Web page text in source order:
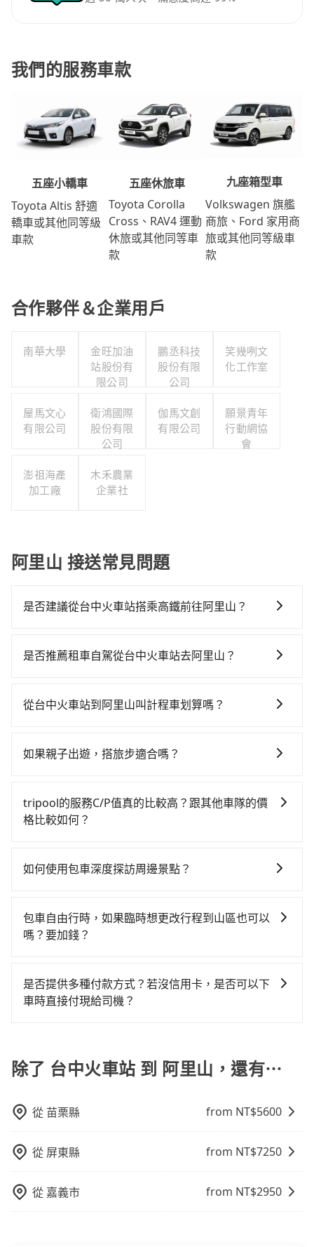
我們的服務車款
五座小轎車
Toyota Altis 舒適
轎車或其他同等級
車款
五座休旅車
Toyota Corolla
Cross、RAV4 運動
休旅或其他同等車
款
九座箱型車
Volkswagen 旗艦
商旅、Ford 家用商
旅或其他同等級車
款
合作夥伴＆企業用戶
南華大學
金旺加油
站股份有
限公司
鵬丞科技
股份有限
公司
笑幾咧文
化工作室
屋馬文心
有限公司
衛鴻國際
股份有限
公司
伽馬文創
有限公司
願景青年
行動網協
會
澎祖海產
加工廠
木禾農業
企業社
阿里山 接送常見問題
是否建議從台中火車站搭乘高鐵前往阿里山？
時！從最早06:25一直到23:07，台中-嘉義一天最多有60
約32分鐘。抵達高鐵站後，步行進站、現場購票並於月
再用5分鐘出站、等待車站前排班的計程車，搭上小黃後
假設3位同行，高鐵加轉乘之平均每人花費為1,380元。
不過，台中市少部分小黃司機不按表收費，看乘客是外
43分鐘。選擇搭乘高鐵而不預約包車，不僅每人至少額
車，也可參考tripool的拼車共乘服務，最多可再節省
50%的交通費用。
是否推薦租車自駕從台中火車站去阿里山？
時不需要閉目養神（因為要自己開車），最重要的是你
$115~205承租小轎車，每公里再額外加收$3.2，從台中
回），雖已將eTag和可能的每小時40元路邊停車費用預
估進去，但額外的汽車保險與可能的罰單都需自付。再
數超過四位，更是沒有較大的七人座或九人座可供選
修理，每一次租車都好像在開樂透一樣。另外，偶爾也
會遇到明明已經預約了時間但上一位用戶卻遲遲尚未歸
雖然路邊隨租隨還看似方便，但實際使用時還是有其區
域的限制，實際可停靠的地點與你的上下車地點仍有段
從台中火車站到阿里山叫計程車划算嗎？
灣大車隊、Uber、Line Taxi、Yoxi等，如果在路邊攔不
里程跳錶計算，價格約為4,050~4,900元間，但如改預約
tripool可省高達$800。但如果要考慮到回程，嘉義縣僅
台中市有些計程車司機不按錶計費，約有27%會採現場
們人數超過四位時，叫兩輛計程車的費用就貴了，改預
約一輛tripool的九人座廂型車最高可省$2,800。
如果親子出遊，搭旅步適合嗎？
椅及兒童用增高墊供您選購(租借300元/個)，讓您和孩子
出遊時安全更有保障。
tripool的服務C/P值真的比較高？跟其他車隊的價
格比較如何？
市場上稍具規模且合法經營的業者，有以短程與城市為
KKDAY、KLOOK、叫車吧等。tripool旅步專注在長程
單程接送與跨縣市計時包車，不論從哪邊去哪裡（當然
務，是絕大多數乘客出行的最佳選擇。
如何使用包車深度探訪周邊景點？
的便利性和彈性，探訪更多的景點，並且可以按照自己
的節奏和時間進行遊覽。除了景點本身，還可以體驗周
找當地導遊或者向當地居民請教，了解更多的深度資訊
和內幕，並且可以在旅途中收集更多的故事和經驗，豐
包車自由行時，如果臨時想更改行程到山區也可以
嗎？要加錢？
旅步可能會根據行經的路線是否超過海拔1500公尺來進
行額外的費用收取。但是，這些費用會在您下訂單後、
是否提供多種付款方式？若沒信用卡，是否可以下
車時直接付現給司機？
AFTEE 先享受後付款等。若您沒有信用卡，建議可以使
用 AFTEE 的服務，您可以在訂單成立後的14天內到超商
除了 台中火車站 到 阿里山，還有⋯
從 苗栗縣 from NT$5600
從 屏東縣 from NT$7250
從 嘉義市 from NT$2950